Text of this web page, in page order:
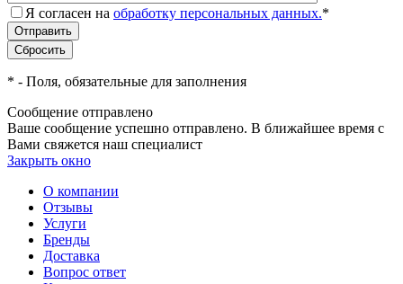
Я согласен на обработку персональных данных.*
* - Поля, обязательные для заполнения
Сообщение отправлено
Ваше сообщение успешно отправлено. В ближайшее время с
Вами свяжется наш специалист
Закрыть окно
О компании
Отзывы
Услуги
Бренды
Доставка
Вопрос ответ